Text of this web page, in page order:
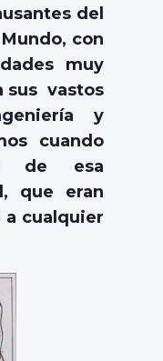
del
con
muy
sus vastos
y
cuando
de esa
que eran
a cualquier